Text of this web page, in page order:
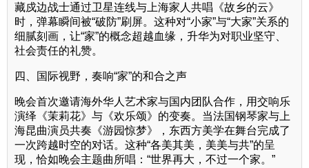
藏戍边战士通过卫星连线与上海家人共唱《故乡的云》
时，弹幕瞬间被“破防”刷屏。这种对“小家”与“大家”关系的
细腻刻画，让“家”的概念超越血缘，升华为对职业坚守、
社会责任的礼赞。
四、国际视野，奏响“家”的和合之声
晚会首次邀请海外华人艺术家与国内团队合作，用交响乐
演绎《茉莉花》与《欢乐颂》的变奏。当法国钢琴家与上
海昆曲演员共奏《游园惊梦》，东西方美学在舞台完成了
一次跨越时空的对话。这种“各美其美，美美与共”的呈
现，恰如晚会主题曲所唱：“世界再大，不过一个家。”